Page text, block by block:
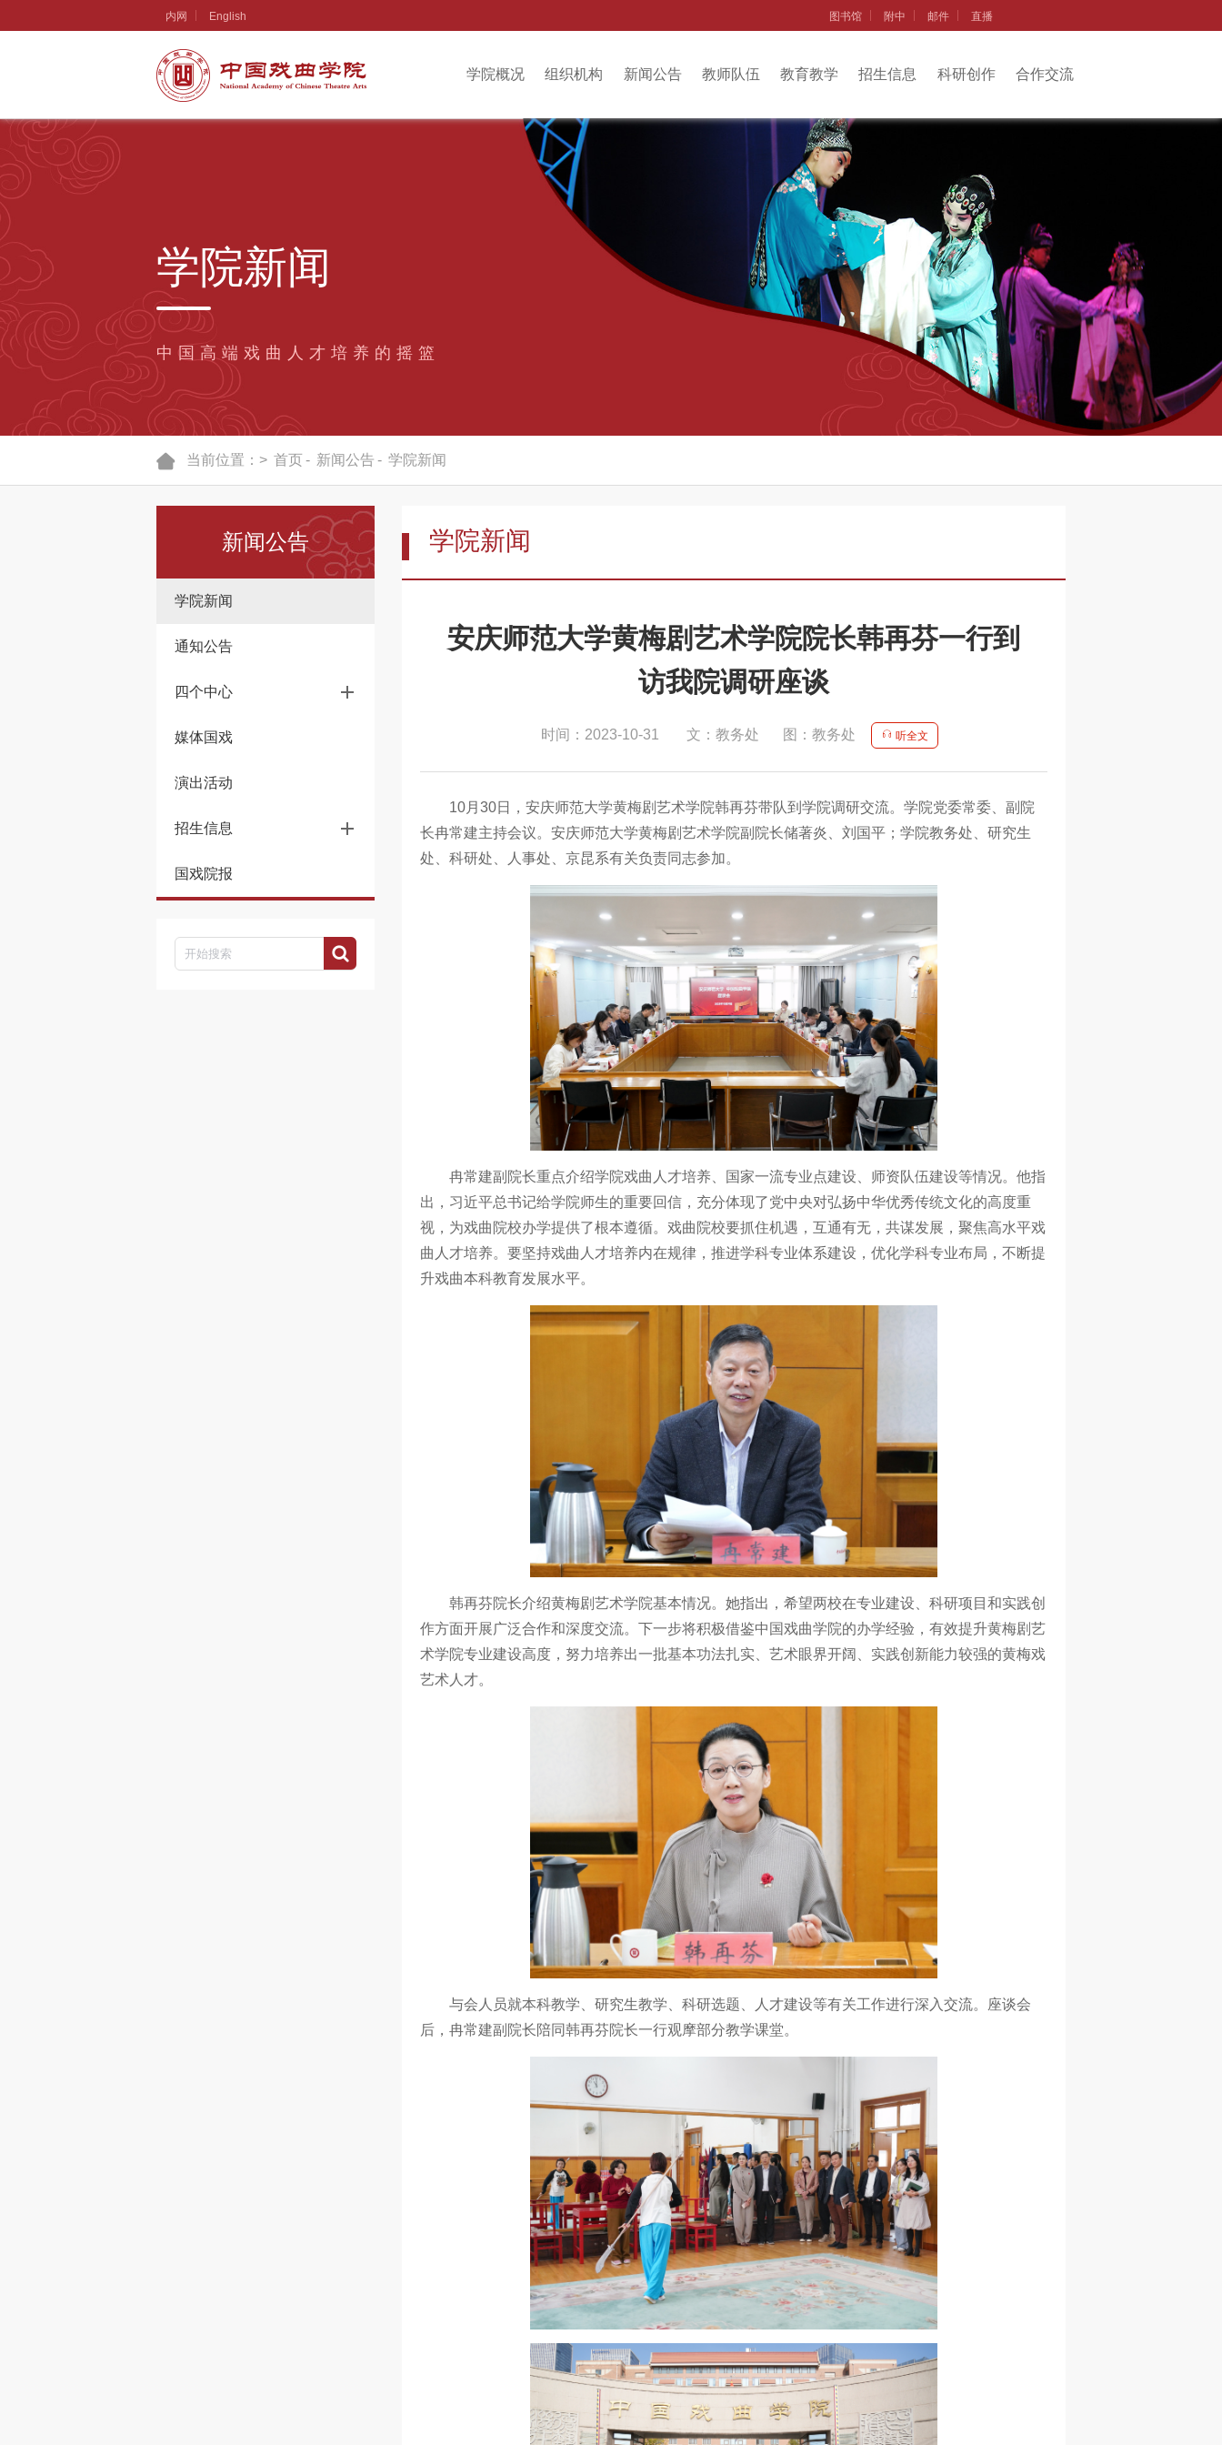
内网 English 图书馆 附中 邮件 直播
学院概况 组织机构 新闻公告 教师队伍 教育教学 招生信息 科研创作 合作交流
学院新闻
中国高端戏曲人才培养的摇篮
当前位置：> 首页- 新闻公告 - 学院新闻
新闻公告
学院新闻
通知公告
四个中心
媒体国戏
演出活动
招生信息
国戏院报
学院新闻
安庆师范大学黄梅剧艺术学院院长韩再芬一行到
访我院调研座谈
时间：2023-10-31 文：教务处 图：教务处 听全文
10月30日，安庆师范大学黄梅剧艺术学院韩再芬带队到学院调研交流。学院党委常委、副院
长冉常建主持会议。安庆师范大学黄梅剧艺术学院副院长储著炎、刘国平；学院教务处、研究生
处、科研处、人事处、京昆系有关负责同志参加。
冉常建副院长重点介绍学院戏曲人才培养、国家一流专业点建设、师资队伍建设等情况。他指
出，习近平总书记给学院师生的重要回信，充分体现了党中央对弘扬中华优秀传统文化的高度重
视，为戏曲院校办学提供了根本遵循。戏曲院校要抓住机遇，互通有无，共谋发展，聚焦高水平戏
曲人才培养。要坚持戏曲人才培养内在规律，推进学科专业体系建设，优化学科专业布局，不断提
升戏曲本科教育发展水平。
韩再芬院长介绍黄梅剧艺术学院基本情况。她指出，希望两校在专业建设、科研项目和实践创
作方面开展广泛合作和深度交流。下一步将积极借鉴中国戏曲学院的办学经验，有效提升黄梅剧艺
术学院专业建设高度，努力培养出一批基本功法扎实、艺术眼界开阔、实践创新能力较强的黄梅戏
艺术人才。
与会人员就本科教学、研究生教学、科研选题、人才建设等有关工作进行深入交流。座谈会
后，冉常建副院长陪同韩再芬院长一行观摩部分教学课堂。